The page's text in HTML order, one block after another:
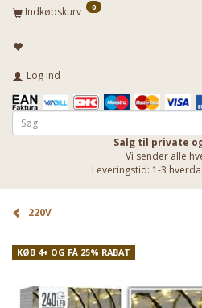
Indkøbskurv 0
Log ind
Salg til private
Vi sender alle
Leveringstid: 1-3
220V
KØB 4+ OG FÅ 25% RABAT